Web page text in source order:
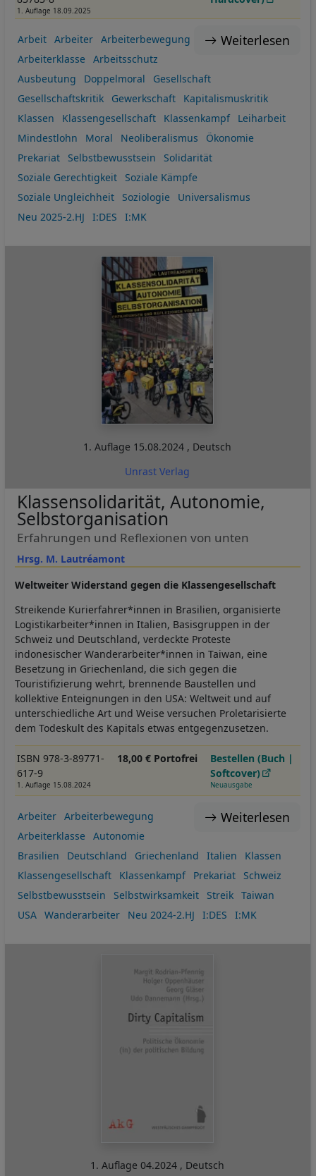
1. Auflage 18.09.2025
Weiterlesen
Arbeit Arbeiter
Arbeiterbewegung
Arbeiterklasse
Arbeitsschutz
Ausbeutung
Doppelmoral
Gesellschaft
Gesellschaftskritik
Gewerkschaft
Kapitalismuskritik
Klassen
Klassengesellschaft Klassenkampf
Leiharbeit
Mindestlohn
Moral Neoliberalismus
Ökonomie
Prekariat
Selbstbewusstsein
Solidarität
Soziale Gerechtigkeit
Soziale Kämpfe
Soziale Ungleichheit
Soziologie
Universalismus
Neu 2025-2.HJ
I:DES I:MK
1. Auflage 15.08.2024 , Deutsch
Unrast Verlag
Hrsg. M. Lautréamont
Klassensolidarität, Autonomie,
Selbstorganisation
Erfahrungen und Reflexionen von unten
Weltweiter Widerstand gegen die Klassengesellschaft
Streikende Kurierfahrer*innen in Brasilien, organisierte
Logistikarbeiter*innen in Italien, Basisgruppen in der
Schweiz und Deutschland, verdeckte Proteste
indonesischer Wanderarbeiter*innen in Taiwan, eine
Besetzung in Griechenland, die sich gegen die
Touristifizierung wehrt, brennende Baustellen und
kollektive Enteignungen in den USA: Weltweit und auf
unterschiedliche Art und Weise versuchen Proletarisierte
dem Todeskult des Kapitals etwas entgegenzusetzen.
ISBN 978-3-89771-
617-9
1. Auflage 15.08.2024
18,00 € Portofrei
Bestellen (Buch |
Softcover)
Neuausgabe
Weiterlesen
Arbeiter
Arbeiterbewegung
Arbeiterklasse
Autonomie
Brasilien
Deutschland Griechenland Italien
Klassen
Klassengesellschaft
Klassenkampf Prekariat
Schweiz
Selbstbewusstsein
Selbstwirksamkeit Streik
Taiwan
USA
Wanderarbeiter Neu 2024-2.HJ I:DES I:MK
1. Auflage04.2024 , Deutsch